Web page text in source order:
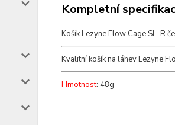
Kompletní
Košík Lezyne Flow Cage SL-R
Kvalitní košík na láhev Lezyne
Hmotnost: 48g